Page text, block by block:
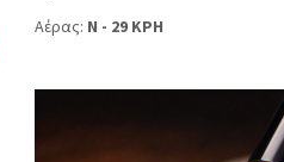
Αέρας: N - 29 KPH